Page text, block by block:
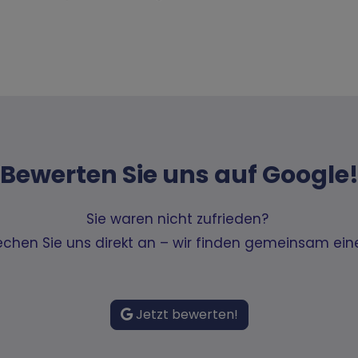
Bewerten Sie uns auf Google!
Sie waren nicht zufrieden?
Sie uns direkt an – wir finden gemeinsam
Jetzt bewerten!